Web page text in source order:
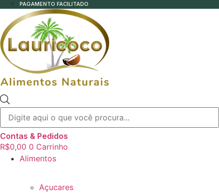
PAGAMENTO FACILITADO
produtos
Contas & Pedidos
R$0,00 0 Carrinho
Alimentos
Açucares